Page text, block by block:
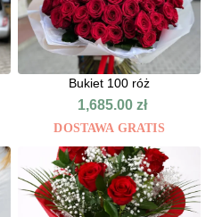
Bukiet 100 róż
1,685.00 zł
DOSTAWA GRATIS